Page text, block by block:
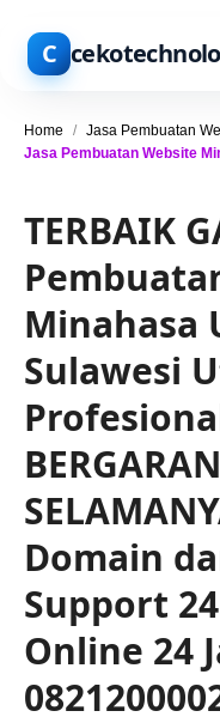
C
Home / Jasa Pembuatan
Jasa Pembuatan Website
TERBAIK
Minahasa
Sulawesi
Domain
Support
Online 24